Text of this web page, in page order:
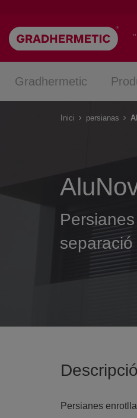
contingut
Gradhermetic
Inici persianas
Persianes
separació
Descripció
Persianes